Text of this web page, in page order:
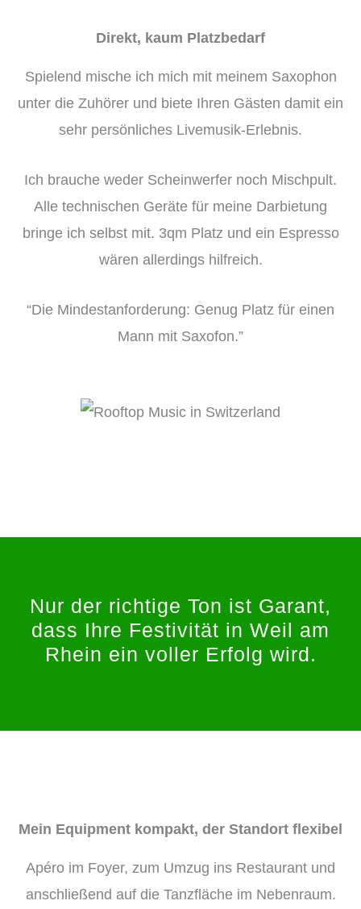
Direkt, kaum Platzbedarf
Spielend mische ich mich mit meinem Saxophon
unter die Zuhörer und biete Ihren Gästen damit ein
sehr persönliches Livemusik-Erlebnis.
Ich brauche weder Scheinwerfer noch Mischpult.
Alle technischen Geräte für meine Darbietung
bringe ich selbst mit. 3qm Platz und ein Espresso
wären allerdings hilfreich.
“Die Mindestanforderung: Genug Platz für einen
Mann mit Saxofon.”
Nur der richtige Ton ist Garant,
dass Ihre Festivität in Weil am
Rhein ein voller Erfolg wird.
Mein Equipment kompakt, der Standort flexibel
Apéro im Foyer, zum Umzug ins Restaurant und
anschließend auf die Tanzfläche im Nebenraum.